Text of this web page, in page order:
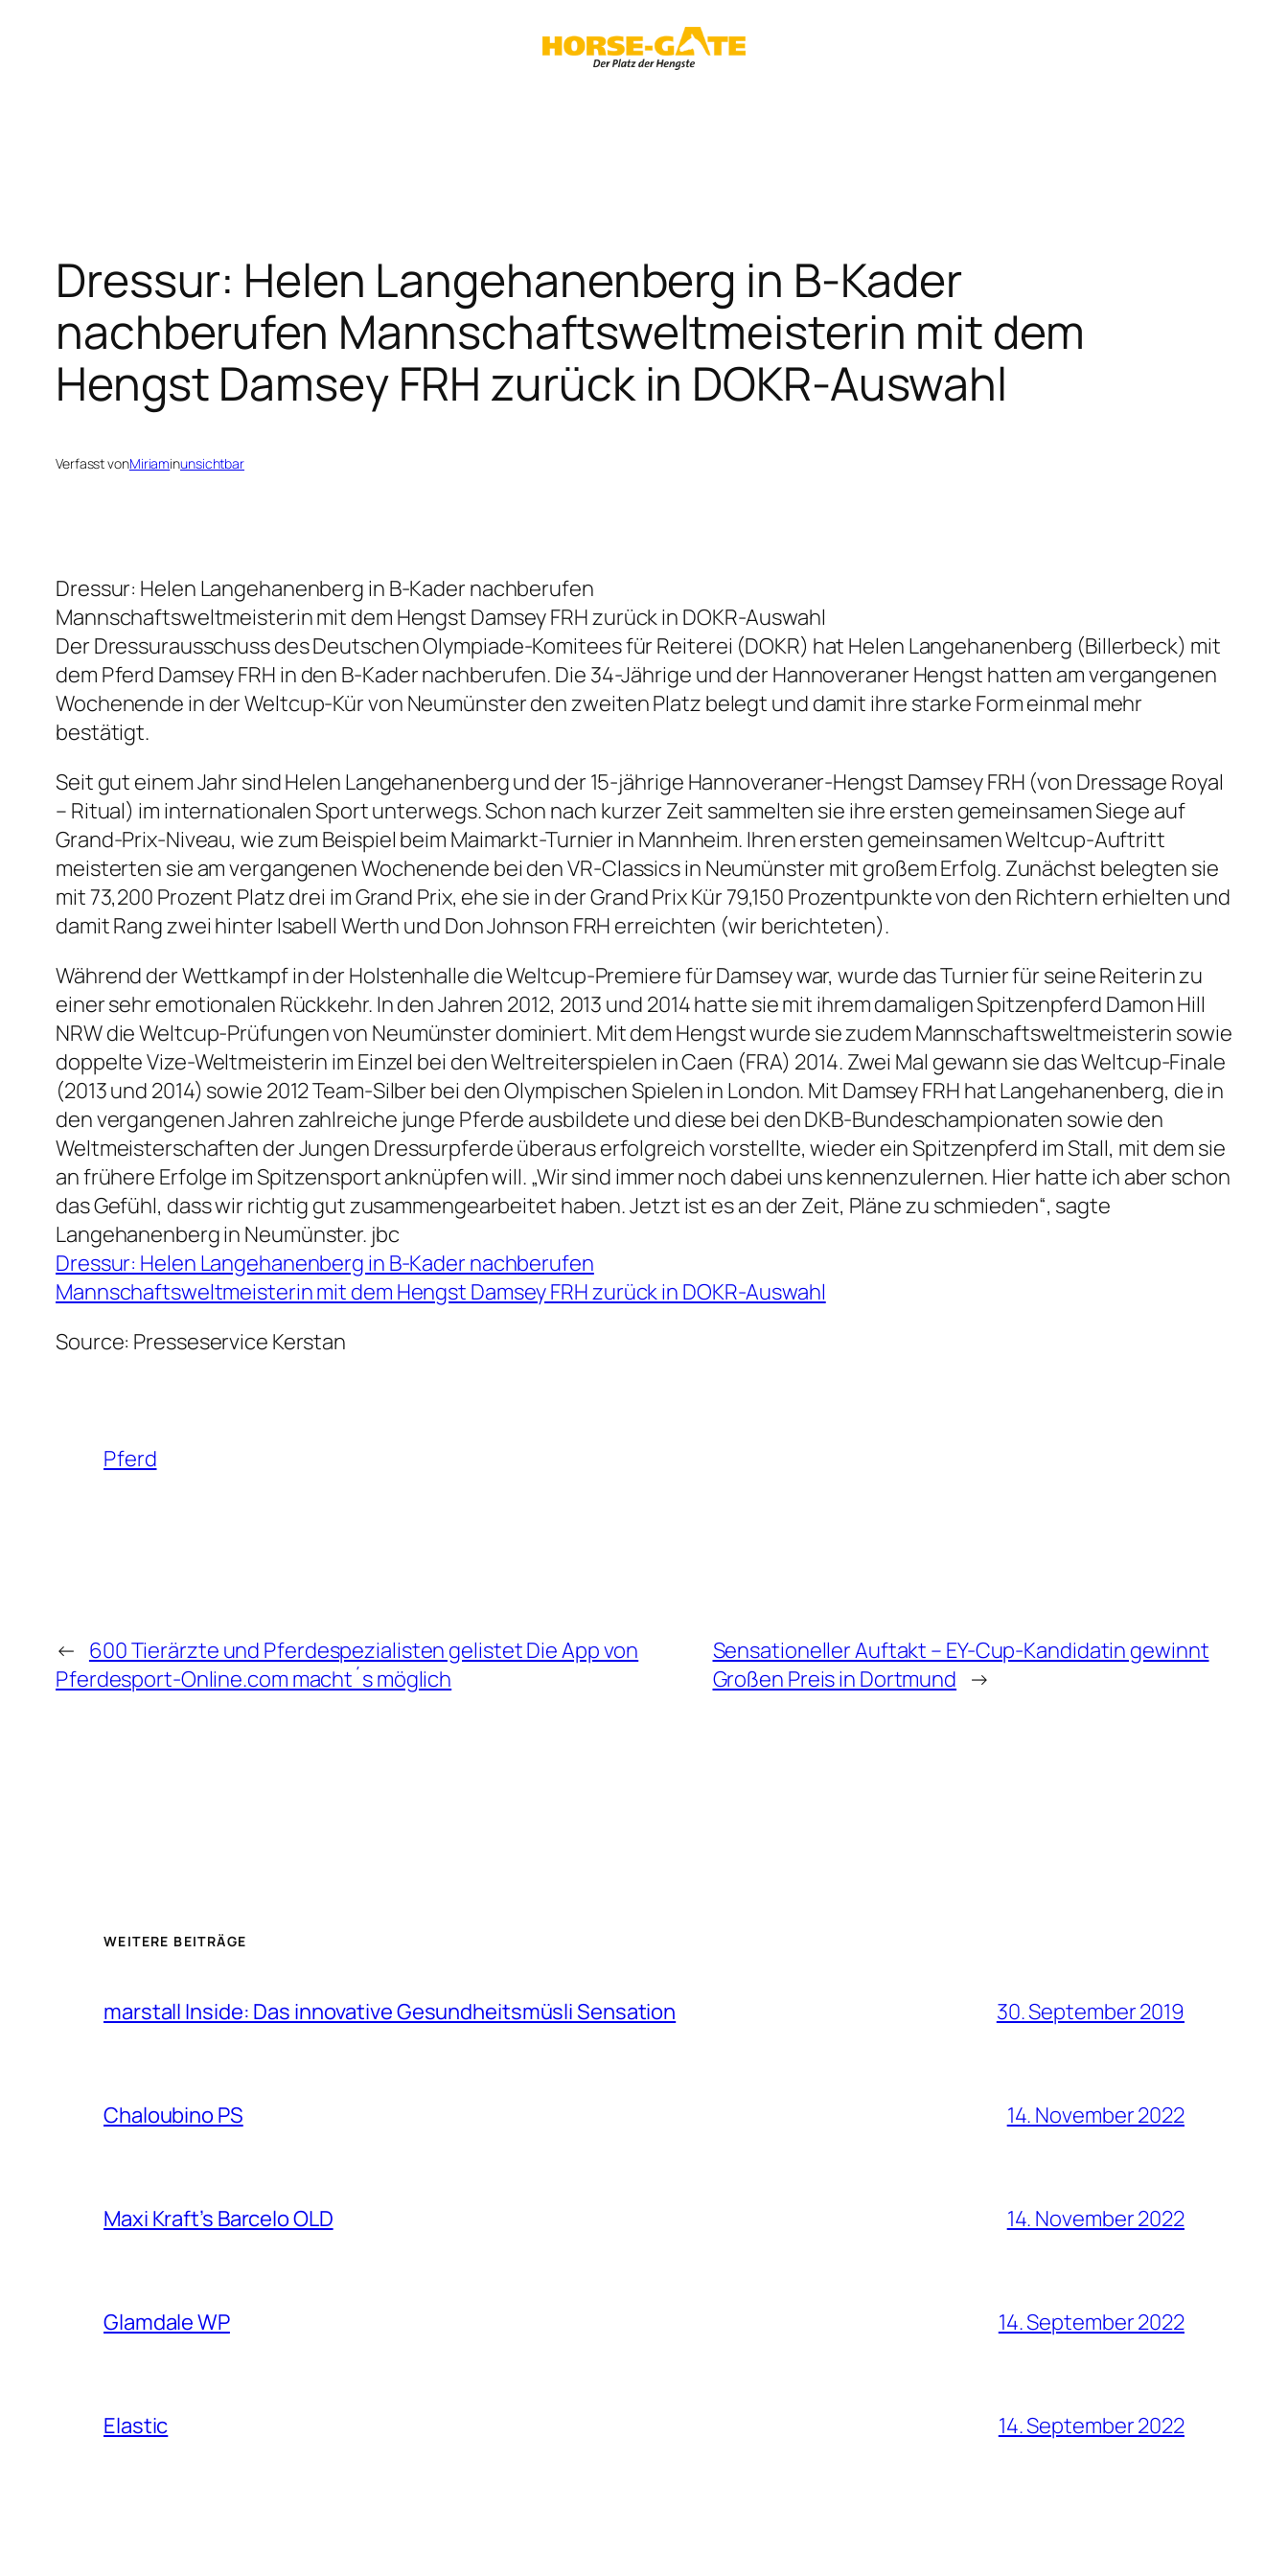
Dressur: Helen Langehanenberg in B-Kader
nachberufen Mannschaftsweltmeisterin mit dem
Hengst Damsey FRH zurück in DOKR-Auswahl
Verfasst vonMiriaminunsichtbar
Dressur: Helen Langehanenberg in B-Kader nachberufen
Mannschaftsweltmeisterin mit dem Hengst Damsey FRH zurück in DOKR-Auswahl
Der Dressurausschuss des Deutschen Olympiade-Komitees für Reiterei (DOKR) hat Helen Langehanenberg (Billerbeck) mit
dem Pferd Damsey FRH in den B-Kader nachberufen. Die 34-Jährige und der Hannoveraner Hengst hatten am vergangenen
Wochenende in der Weltcup-Kür von Neumünster den zweiten Platz belegt und damit ihre starke Form einmal mehr
bestätigt.
Seit gut einem Jahr sind Helen Langehanenberg und der 15-jährige Hannoveraner-Hengst Damsey FRH (von Dressage Royal
– Ritual) im internationalen Sport unterwegs. Schon nach kurzer Zeit sammelten sie ihre ersten gemeinsamen Siege auf
Grand-Prix-Niveau, wie zum Beispiel beim Maimarkt-Turnier in Mannheim. Ihren ersten gemeinsamen Weltcup-Auftritt
meisterten sie am vergangenen Wochenende bei den VR-Classics in Neumünster mit großem Erfolg. Zunächst belegten sie
mit 73,200 Prozent Platz drei im Grand Prix, ehe sie in der Grand Prix Kür 79,150 Prozentpunkte von den Richtern erhielten und
damit Rang zwei hinter Isabell Werth und Don Johnson FRH erreichten (wir berichteten).
Während der Wettkampf in der Holstenhalle die Weltcup-Premiere für Damsey war, wurde das Turnier für seine Reiterin zu
einer sehr emotionalen Rückkehr. In den Jahren 2012, 2013 und 2014 hatte sie mit ihrem damaligen Spitzenpferd Damon Hill
NRW die Weltcup-Prüfungen von Neumünster dominiert. Mit dem Hengst wurde sie zudem Mannschaftsweltmeisterin sowie
doppelte Vize-Weltmeisterin im Einzel bei den Weltreiterspielen in Caen (FRA) 2014. Zwei Mal gewann sie das Weltcup-Finale
(2013 und 2014) sowie 2012 Team-Silber bei den Olympischen Spielen in London. Mit Damsey FRH hat Langehanenberg, die in
den vergangenen Jahren zahlreiche junge Pferde ausbildete und diese bei den DKB-Bundeschampionaten sowie den
Weltmeisterschaften der Jungen Dressurpferde überaus erfolgreich vorstellte, wieder ein Spitzenpferd im Stall, mit dem sie
an frühere Erfolge im Spitzensport anknüpfen will. „Wir sind immer noch dabei uns kennenzulernen. Hier hatte ich aber schon
das Gefühl, dass wir richtig gut zusammengearbeitet haben. Jetzt ist es an der Zeit, Pläne zu schmieden“, sagte
Langehanenberg in Neumünster. jbc
Dressur: Helen Langehanenberg in B-Kader nachberufen
Mannschaftsweltmeisterin mit dem Hengst Damsey FRH zurück in DOKR-Auswahl
Source: Presseservice Kerstan
Pferd
← 600 Tierärzte und Pferdespezialisten gelistet Die App von
Pferdesport-Online.com macht´s möglich
Sensationeller Auftakt – EY-Cup-Kandidatin gewinnt
Großen Preis in Dortmund →
WEITERE BEITRÄGE
marstall Inside: Das innovative Gesundheitsmüsli Sensation 30. September 2019
Chaloubino PS 14. November 2022
Maxi Kraft’s Barcelo OLD 14. November 2022
Glamdale WP 14. September 2022
Elastic 14. September 2022